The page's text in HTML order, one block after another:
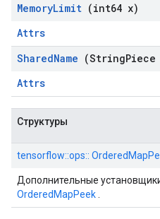
MemoryLimit (int64 x)
Attrs
SharedName (StringPiece
Attrs
Структуры
tensorflow::ops::
Дополнительные
OrderedMapPeek